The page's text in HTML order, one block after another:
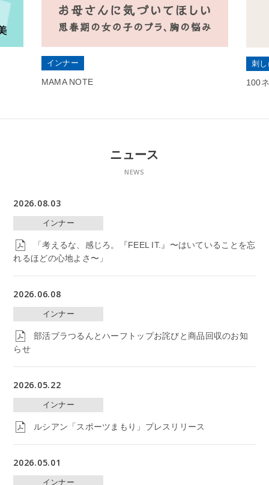
インナー
MAMA NOTE
刺
100
ニュース
NEWS
2026.08.03
インナー
「考えるな、感じろ。『FEEL IT.』〜はいていることを忘
れるほどの心地よさ〜」
2026.06.08
インナー
部活ブラつるんとハーフトップお詫びと商品回収のお知
らせ
2026.05.22
インナー
ルシアン「スポーツまもり」プレスリリース
2026.05.01
インナー